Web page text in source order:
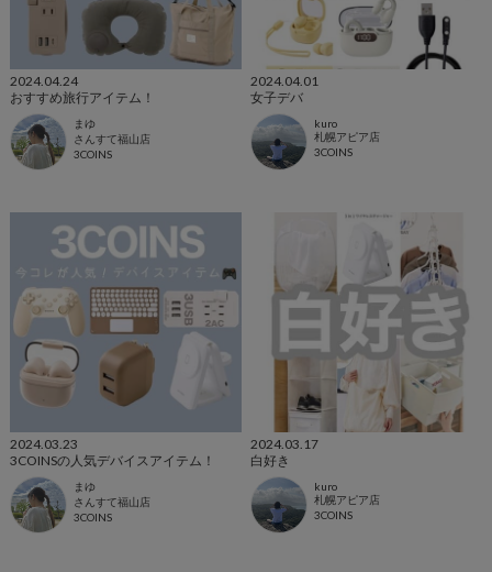
2024.04.24
おすすめ旅行アイテム！
まゆ
さんすて福山店
3COINS
2024.04.01
女子デバ
kuro
札幌アピア店
3COINS
2024.03.23
3COINSの人気デバイスアイテム！
まゆ
さんすて福山店
3COINS
2024.03.17
白好き
kuro
札幌アピア店
3COINS